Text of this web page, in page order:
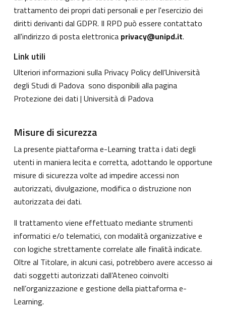
trattamento dei propri dati personali e per l'esercizio dei
diritti derivanti dal GDPR. Il RPD può essere contattato
all'indirizzo di posta elettronica privacy@unipd.it.
Link utili
Ulteriori informazioni sulla Privacy Policy dell’Università
degli Studi di Padova sono disponibili alla pagina
Protezione dei dati | Università di Padova
Misure di sicurezza
La presente piattaforma e-Learning tratta i dati degli
utenti in maniera lecita e corretta, adottando le opportune
misure di sicurezza volte ad impedire accessi non
autorizzati, divulgazione, modifica o distruzione non
autorizzata dei dati.
Il trattamento viene effettuato mediante strumenti
informatici e/o telematici, con modalità organizzative e
con logiche strettamente correlate alle finalità indicate.
Oltre al Titolare, in alcuni casi, potrebbero avere accesso ai
dati soggetti autorizzati dall’Ateneo coinvolti
nell’organizzazione e gestione della piattaforma e-
Learning.